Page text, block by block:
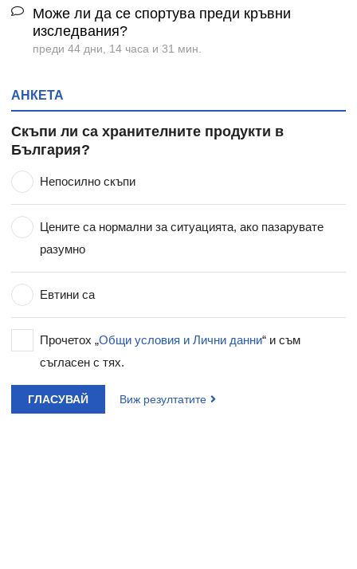
Може ли да се спортува преди кръвни
изследвания?
преди 44 дни, 14 часа и 31 мин.
АНКЕТА
Скъпи ли са хранителните продукти в
България?
Непосилно скъпи
Цените са нормални за ситуацията, ако пазарувате
разумно
Евтини са
Прочетох „Общи условия и Лични данни“ и съм
съгласен с тях.
ГЛАСУВАЙ Виж резултатите